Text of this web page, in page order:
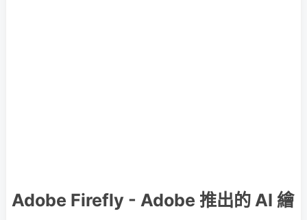
Adobe Firefly - Adobe 推出的 AI 繪